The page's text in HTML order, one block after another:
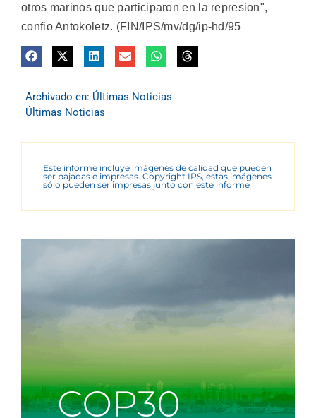
otros marinos que participaron en la represion",
confio Antokoletz. (FIN/IPS/mv/dg/ip-hd/95
Archivado en: Últimas Noticias
Últimas Noticias
Este informe incluye imágenes de calidad que pueden
ser bajadas e impresas. Copyright IPS, estas imágenes
sólo pueden ser impresas junto con este informe